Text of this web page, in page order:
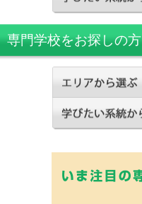
専門学校をお探しの方